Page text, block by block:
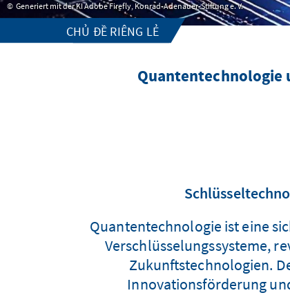
Generiert mit der KI Adobe Firefly, Konrad-Adenauer-Stiftung e. V.
CHỦ ĐỀ RIÊNG LẺ
Quantentechnologie
Quantentechnologie ist eine
Verschlüsselungssysteme,
Zukunftstechnologien.
Innovationsförderung